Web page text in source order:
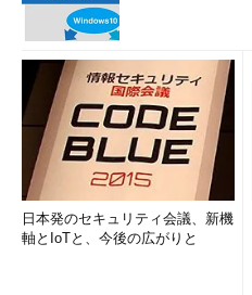
日本発のセキュリティ会議、新機
軸とIoTと、今後の広がりと